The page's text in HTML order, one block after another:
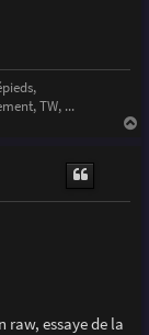
TW, ...
raw, essaye de la